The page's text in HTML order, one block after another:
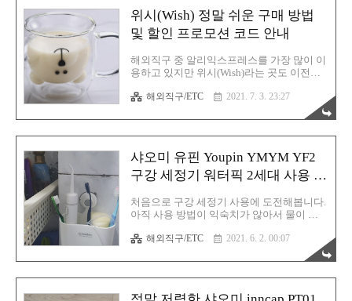
군요. 보름도 안 되서 도착할줄이야?! 게다가
주문 플랫폼 양식도 편리해서 좋았습니다.
보통 해외배송은 영문 주소를 입력하는데 위
시는 한글 주소 입력만으로 모든게 끝납니
다. 단 해외배송시 반드시 필요한 개인통관
번호는 있어야합니다. 위시에 대한 가입 및
구매 과정이 궁금하시면 아래의 글을 참고하
시기 바랍니다. 위시(Wish) 정말 쉬운 구매 방
법 및 할인 프로모션 코..
위시(Wish) 정말 쉬운 구매 방법
및 할인 프로모션 코드 안내
해외직구 중 알리익스프레스를 가장 많이 이
용하고 있지만 위시(Wish)라는 곳도 이전부
사벽 다양한 제품들의 천국이기에 위시를 이
용할일이 좀처럼 잘 없었지요. 그러다 이번
에 처음으로 이용해봤습니다. 가입 방법도
쉽고 주문도 어렵지 않습니다. 지금까지 이
거의 국내 오픈마켓 수준입니다. 그럼 제가
진행했던 구매 방법 절차를 말씀드리고 할인
제도에 대해서도 이야기해 보겠습니다. 위시
가입하기 위시는 구글이나 기타 SNS 계정으
로 쉽게 가입이 가능한 오픈마켓입니다. 저
는 구글 로그인 방식으로 쉽게 가입했습니
다. 가입 절차는 너무 쉽기 때문에 특별히 스
크린샷을 첨부하지는 않겠습니다. 국내 사이
트 회원가입 하는 방법처럼 진행하면 됩..
해외직구/ETC 2021. 7. 3. 23:27
샤오미 유핀 Youpin YMYM YF2
구강 세정기 워터픽 2세대 사용 후
처음으로 구강 세정기 사용에 도전해봅니다.
아직 사용 방법이 익숙치가 않아서 물이 사
략해야 할 것 같습니다. 치실 사용이 너무 번
거롭고 사용이 조금은 불편해서 혹시 구강
세정기(워터픽)를 사용하면 좀 이런 부분에
서 도움이 되려나 싶었고 구매자분들의 후기
해외직구/ETC 2021. 6. 2. 00:07